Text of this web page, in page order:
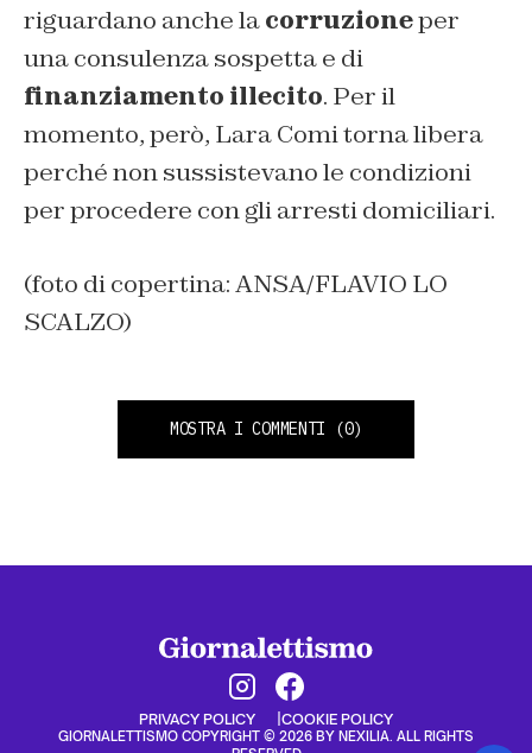
riguardano anche lacorruzioneper
una consulenza sospetta e di
finanziamento illecito. Per il
momento, però, Lara Comi torna libera
perché non sussistevano le condizioni
per procedere con gli arresti domiciliari.
(foto di copertina: ANSA/FLAVIO LO
SCALZO)
MOSTRA I COMMENTI (0)
PRIVACY POLICY COOKIE POLICY
GIORNALETTISMO COPYRIGHT © 2026 BY NEXILIA. ALL RIGHTS